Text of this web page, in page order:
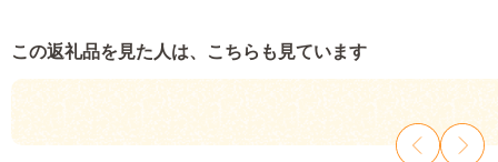
この返礼品を見た人は、こちらも見ています